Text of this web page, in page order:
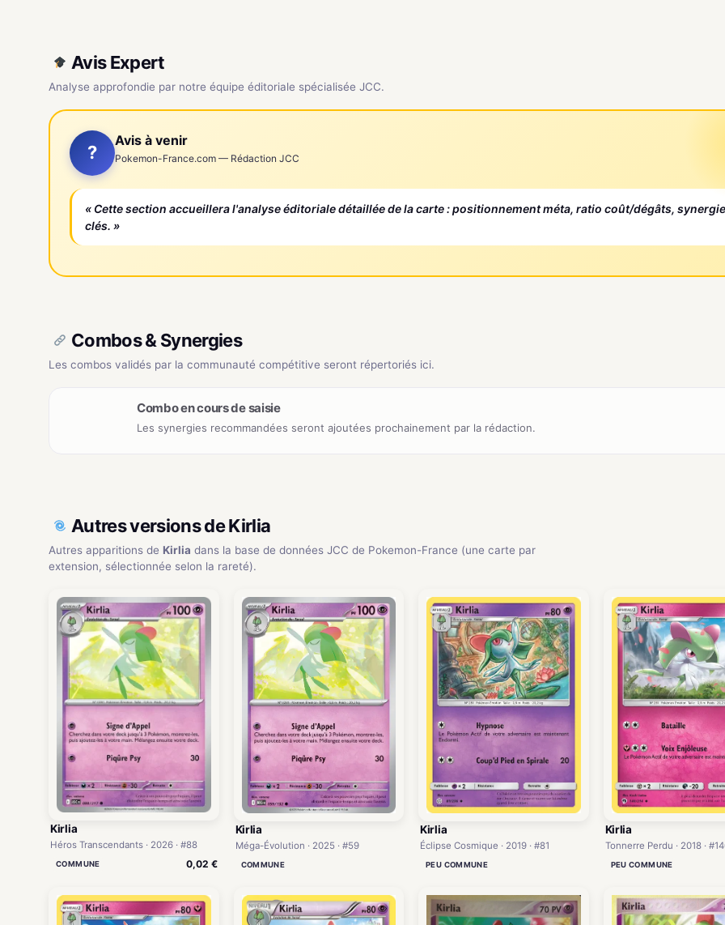
Avis Expert
Analyse approfondie par notre équipe éditoriale spécialisée JCC.
?
Avis à venir
Pokemon-France.com — Rédaction JCC
« Cette section accueillera l'analyse éditoriale détaillée de la carte : positionnement méta, ratio coût/dégâts,
clés. »
Combos & Synergies
Les combos validés par la communauté compétitive seront répertoriés ici.
Combo en cours de saisie
Les synergies recommandées seront ajoutées prochainement par la rédaction.
Autres versions de Kirlia
Autres apparitions de Kirlia dans la base de données JCC de Pokemon-France (une carte par
extension, sélectionnée selon la rareté).
Kirlia
Héros Transcendants · 2026 · #88
COMMUNE 0,02 €
Kirlia
Méga-Évolution · 2025 · #59
COMMUNE
Kirlia
Éclipse Cosmique · 2019 · #81
PEU COMMUNE
Kirlia
Tonnerre Perdu · 2018 ·
PEU COMMUNE